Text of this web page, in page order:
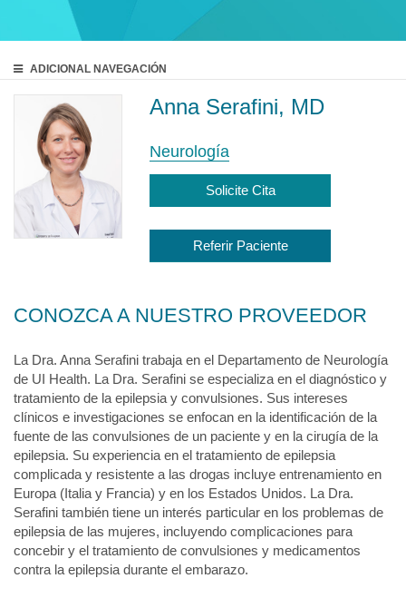
ADICIONAL NAVEGACIÓN
Anna Serafini, MD
Neurología
Solicite Cita
Referir Paciente
CONOZCA A NUESTRO PROVEEDOR
La Dra. Anna Serafini trabaja en el Departamento de Neurología
de UI Health. La Dra. Serafini se especializa en el diagnóstico y
tratamiento de la epilepsia y convulsiones. Sus intereses
clínicos e investigaciones se enfocan en la identificación de la
fuente de las convulsiones de un paciente y en la cirugía de la
epilepsia. Su experiencia en el tratamiento de epilepsia
complicada y resistente a las drogas incluye entrenamiento en
Europa (Italia y Francia) y en los Estados Unidos. La Dra.
Serafini también tiene un interés particular en los problemas de
epilepsia de las mujeres, incluyendo complicaciones para
concebir y el tratamiento de convulsiones y medicamentos
contra la epilepsia durante el embarazo.